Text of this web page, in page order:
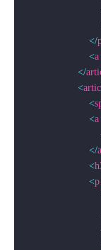
</
<a
</
<
<
<a
</a
<
<p